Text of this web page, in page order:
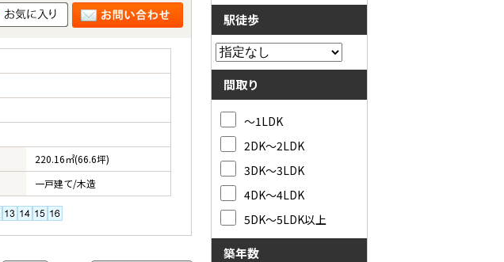
220.16㎡(66.6坪)
一戸建て/木造
駅徒歩
間取り
～1LDK
2DK～2LDK
3DK～3LDK
4DK～4LDK
5DK～5LDK以上
築年数